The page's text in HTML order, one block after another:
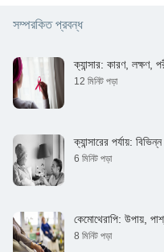
সম্পরকিত প্রবন্ধ
ক্যান্সার: কারণ, লক্ষণ,
12 মিনিট পড়া
ক্যান্সারের পর্যায়:
6 মিনিট পড়া
কেমোথেরাপি: উপায়,
8 মিনিট পড়া